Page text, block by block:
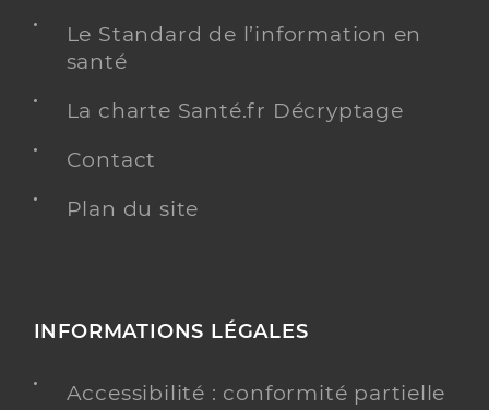
Le Standard de l’information en
santé
La charte Santé.fr Décryptage
Contact
Plan du site
INFORMATIONS LÉGALES
Accessibilité : conformité partielle